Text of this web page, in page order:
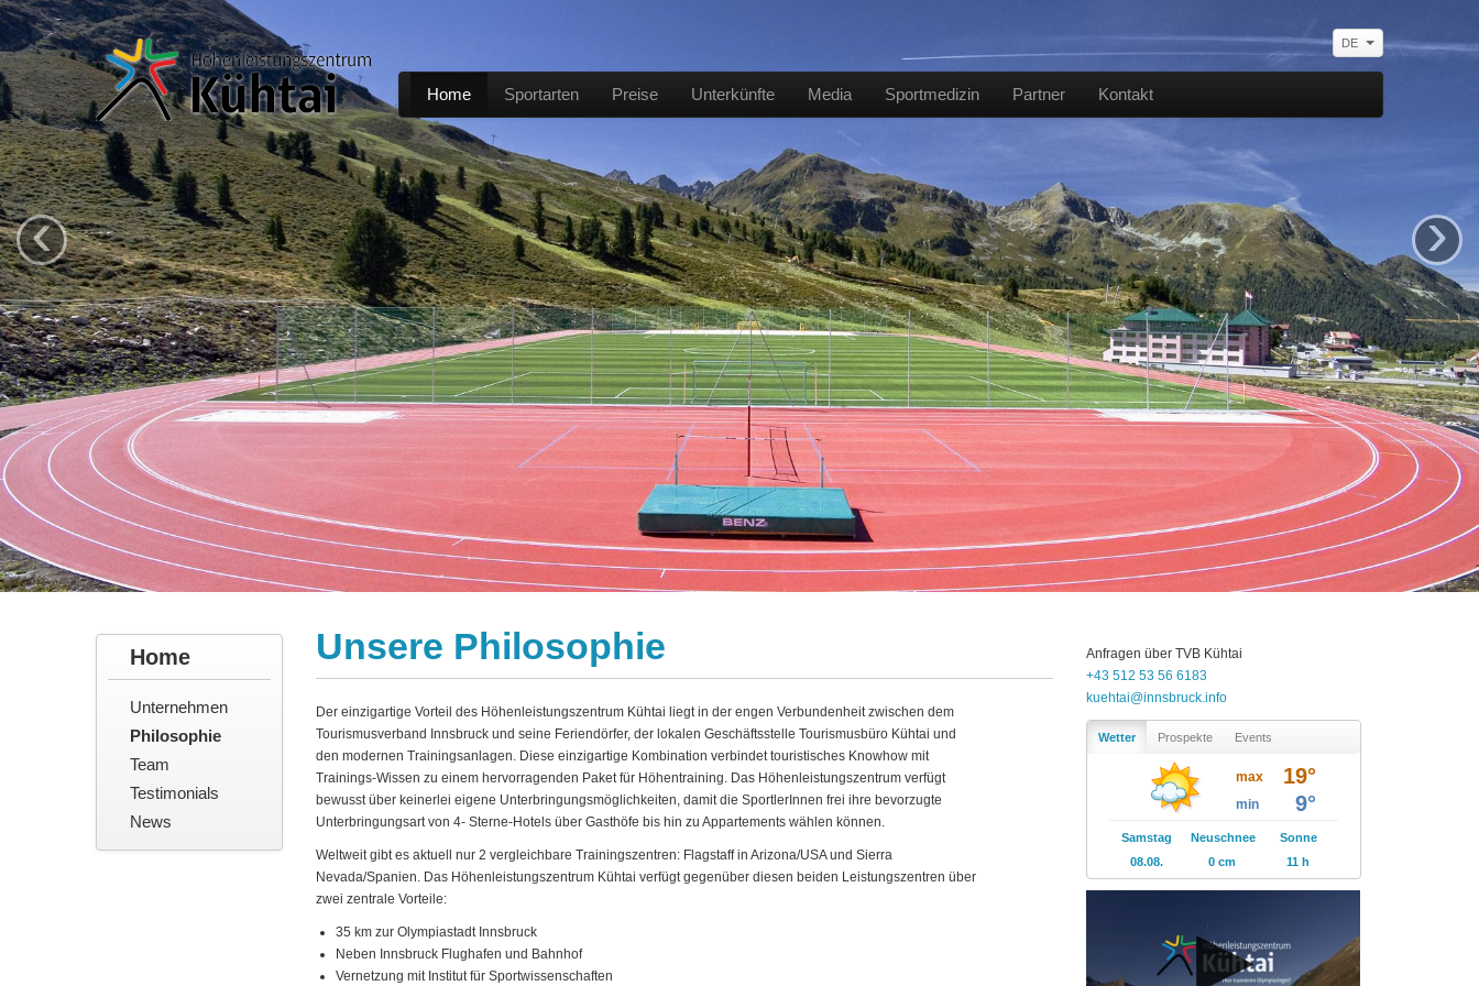
DE
Home Sportarten Preise Unterkünfte Media Sportmedizin Partner Kontakt
‹ ›
Home
Unternehmen
Philosophie
Team
Testimonials
News
Unsere Philosophie
Der einzigartige Vorteil des Höhenleistungszentrum Kühtai liegt in der engen Verbundenheit zwischen dem
Tourismusverband Innsbruck und seine Feriendörfer, der lokalen Geschäftsstelle Tourismusbüro Kühtai und
den modernen Trainingsanlagen. Diese einzigartige Kombination verbindet touristisches Knowhow mit
Trainings-Wissen zu einem hervorragenden Paket für Höhentraining. Das Höhenleistungszentrum verfügt
bewusst über keinerlei eigene Unterbringungsmöglichkeiten, damit die SportlerInnen frei ihre bevorzugte
Unterbringungsart von 4- Sterne-Hotels über Gasthöfe bis hin zu Appartements wählen können.
Weltweit gibt es aktuell nur 2 vergleichbare Trainingszentren: Flagstaff in Arizona/USA und Sierra
Nevada/Spanien. Das Höhenleistungszentrum Kühtai verfügt gegenüber diesen beiden Leistungszentren über
zwei zentrale Vorteile:
35 km zur Olympiastadt Innsbruck
Neben Innsbruck Flughafen und Bahnhof
Vernetzung mit Institut für Sportwissenschaften
Anfragen über TVB Kühtai
+43 512 53 56 6183
kuehtai@innsbruck.info
Wetter Prospekte Events
max 19°
min 9°
Samstag
08.08.
Neuschnee
0 cm
Sonne
11 h